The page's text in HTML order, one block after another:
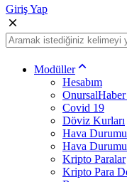
Giriş Yap
Modüller
Hesabım
Covid 19
Döviz Kurları
Hava Durumu
Hava
Kripto Paralar
Kripto Para